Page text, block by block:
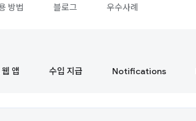
방법 블로그 우수사례
앱 수입 지급 Notifications